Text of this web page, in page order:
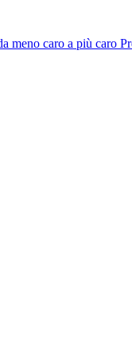
meno caro a più caro